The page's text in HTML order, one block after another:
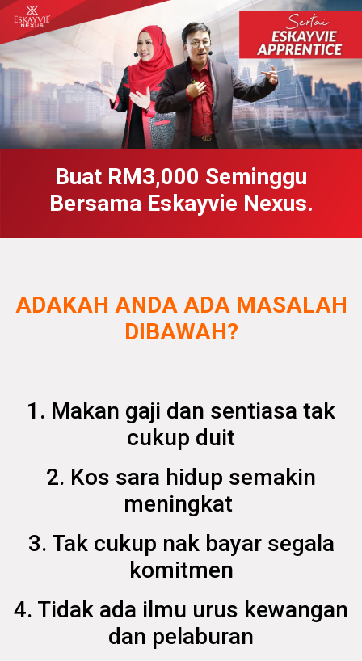
Buat RM3,000 Seminggu
Bersama Eskayvie Nexus.
ADAKAH ANDA ADA MASALAH
DIBAWAH?
1. Makan gaji dan sentiasa tak
cukup duit
2. Kos sara hidup semakin
meningkat
3. Tak cukup nak bayar segala
komitmen
4. Tidak ada ilmu urus kewangan
dan pelaburan